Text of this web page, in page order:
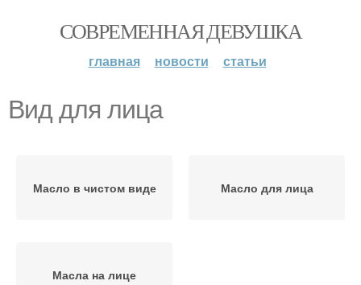
СОВРЕМЕННАЯ ДЕВУШКА
главная новости статьи
Вид для лица
Масло в чистом виде Масло для лица
Масла на лице